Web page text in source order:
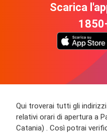
Scarica
Qui troverai tutti gli
relativi orari di apertura a
Catania) . Così potrai